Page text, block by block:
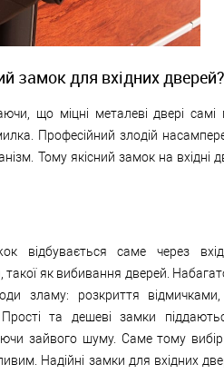
замок для вхідних дверей?
що міцні металеві двері самі
Професійний злодій
Тому якісний замок на вхідні
відбувається саме через
як вибивання дверей.
зламу: розкриття відмичками,
та дешеві замки
зайвого шуму. Саме тому вибір
Надійні замки для вхідних